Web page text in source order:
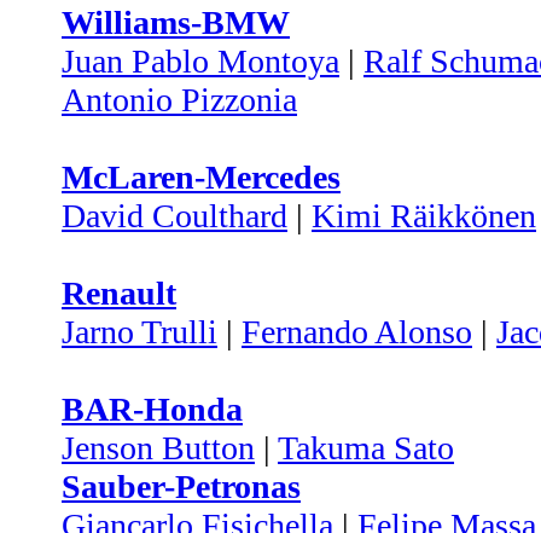
Williams-BMW
Juan Pablo Montoya | Ralf
Antonio Pizzonia
McLaren-Mercedes
David Coulthard | Kimi Räikkönen
Renault
Jarno Trulli | Fernando Alonso |
BAR-Honda
Jenson Button | Takuma Sato
Sauber-Petronas
Giancarlo Fisichella | Felipe Massa